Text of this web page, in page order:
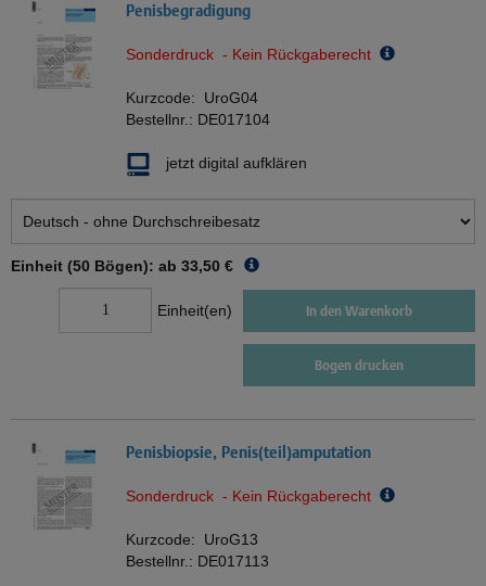
Penisbegradigung
Sonderdruck - Kein Rückgaberecht
Kurzcode: UroG04
Bestellnr.: DE017104
jetzt digital aufklären
Einheit (50 Bögen): ab 33,50 €
Einheit(en) In den Warenkorb
Bogen drucken
Penisbiopsie, Penis(teil)amputation
Sonderdruck - Kein Rückgaberecht
Kurzcode: UroG13
Bestellnr.: DE017113